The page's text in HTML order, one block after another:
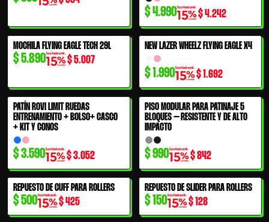
$4.990 $4.242
MOCHILA FLYING EAGLE TECH 29L
$5.890 $5.007
NEW LAZER WHEELZ FLYING EAGLE X4
$1.990 $1.692
PATÍN ROVI LIMIT RUEDAS
ENTRENAMIENTO + BOLSO+ CASCO
+ KIT Y CONOS
$3.590 $3.052
PISO MODULAR PARA PATINAJE 5
BLOQUES – RESISTENTE Y DE ALTO
IMPACTO
$990 $842
REPUESTO DE CUFF PARA ROLLERS
$500 $425
REPUESTO DE SLIDER PARA ROLLERS
$150 $128